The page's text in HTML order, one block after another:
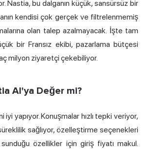
Nastia, bu dalganın küçük, sansürsüz bir
kendisi çok gerçek ve filtrelenmemiş
olan talep azalmayacak. İşte tam
bir Fransız ekibi, pazarlama bütçesi
milyon ziyaretçi çekebiliyor.
AI'ya Değer mi?
iyi yapıyor. Konuşmalar hızlı tepki veriyor,
sağlıyor, özelleştirme seçenekleri
özellikler için giriş fiyatı makul.